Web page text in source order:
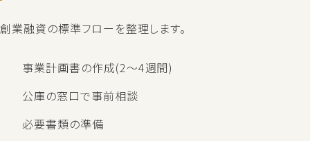
創業融資の標準フローを整理します。
事業計画書の作成(2〜4週間)
公庫の窓口で事前相談
必要書類の準備